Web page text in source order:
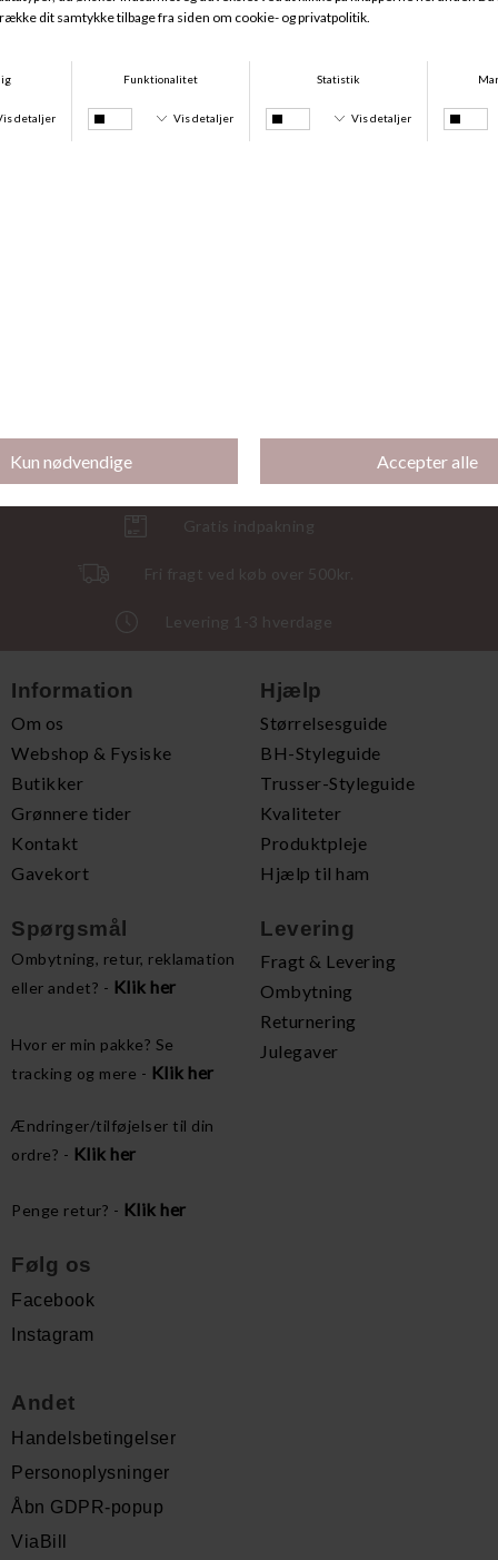
Bambus Pyjamas, Desert Garden
Gratis indpakning
Fri fragt ved køb over 500kr.
Levering 1-3 hverdage
Information
Om os
Webshop & Fysiske
Butikker
Grønnere tider
Kontakt
Gavekort
Hjælp
Størrelsesguide
BH-Styleguide
Trusser-Styleguide
Kvaliteter
Produktpleje
Hjælp til ham
Spørgsmål
Ombytning, retur, reklamation
eller andet? - Klik her
Hvor er min pakke? Se
tracking og mere - Klik her
Ændringer/tilføjelser til din
ordre? - Klik her
Penge retur? - Klik her
Levering
Fragt & Levering
Ombytning
Returnering
Julegaver
Følg os
Facebook
Instagram
Andet
Handelsbetingelser
Personoplysninger
Åbn GDPR-popup
ViaBill